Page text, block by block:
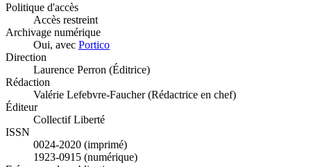
Politique d'accès
Accès restreint
Archivage numérique
Oui, avec Portico
Direction
Laurence Perron (Éditrice)
Rédaction
Valérie Lefebvre-Faucher (Rédactrice en chef)
Éditeur
Collectif Liberté
ISSN
0024-2020 (imprimé)
1923-0915 (numérique)